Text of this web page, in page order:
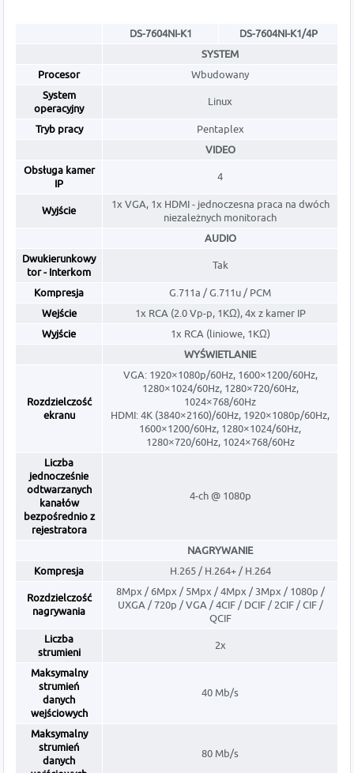
DS-7604NI-K1
DS-7604NI-K1/4P
SYSTEM
Procesor
Wbudowany
System
operacyjny
Linux
Tryb pracy
Pentaplex
VIDEO
Obsługa kamer
IP
4
Wyjście
1x VGA, 1x HDMI - jednoczesna praca na dwóch
niezależnych monitorach
AUDIO
Dwukierunkowy
tor - Interkom
Tak
Kompresja
G.711a / G.711u / PCM
Wejście
1x RCA (2.0 Vp-p, 1KΩ), 4x z kamer IP
Wyjście
1x RCA (liniowe, 1KΩ)
WYŚWIETLANIE
Rozdzielczość
ekranu
VGA: 1920×1080p/60Hz, 1600×1200/60Hz,
1280×1024/60Hz, 1280×720/60Hz,
1024×768/60Hz
HDMI: 4K (3840×2160)/60Hz, 1920×1080p/60Hz,
1600×1200/60Hz, 1280×1024/60Hz,
1280×720/60Hz, 1024×768/60Hz
Liczba
jednocześnie
odtwarzanych
kanałów
bezpośrednio z
rejestratora
4-ch @ 1080p
NAGRYWANIE
Kompresja
H.265 / H.264+ / H.264
Rozdzielczość
nagrywania
8Mpx / 6Mpx / 5Mpx / 4Mpx / 3Mpx / 1080p /
UXGA / 720p / VGA / 4CIF / DCIF / 2CIF / CIF /
QCIF
Liczba
strumieni
2x
Maksymalny
strumień
danych
wejściowych
40 Mb/s
Maksymalny
strumień
danych
80 Mb/s